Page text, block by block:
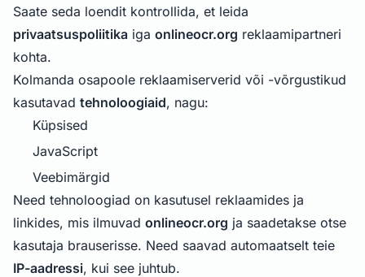
Saate seda loendit kontrollida, et leida
privaatsuspoliitika iga onlineocr.org reklaamipartneri
kohta.
Kolmanda osapoole reklaamiserverid või -võrgustikud
kasutavad tehnoloogiaid, nagu:
Küpsised
JavaScript
Veebimärgid
Need tehnoloogiad on kasutusel reklaamides ja
linkides, mis ilmuvad onlineocr.org ja saadetakse otse
kasutaja brauserisse. Need saavad automaatselt teie
IP-aadressi, kui see juhtub.